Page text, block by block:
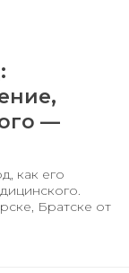
—
как его
Братске от